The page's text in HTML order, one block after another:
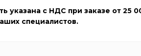
указана с НДС при заказе от 25
специалистов.